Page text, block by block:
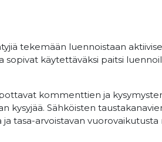
tekemään luennoistaan
käytettäväksi paitsi
kommenttien ja
kysyjää. Sähköisten
ja tasa-arvoistavan